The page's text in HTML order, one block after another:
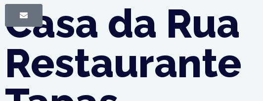
Casa da Rua
Restaurante